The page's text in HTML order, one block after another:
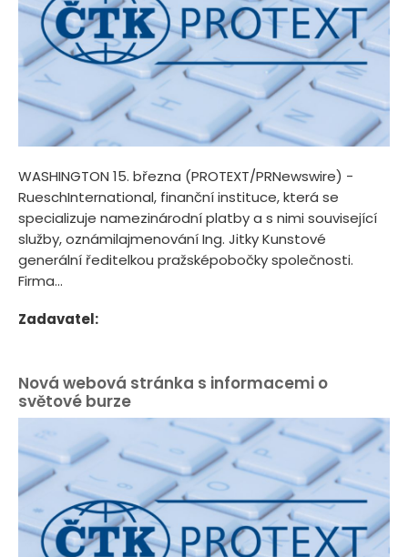
WASHINGTON 15. března (PROTEXT/PRNewswire) -
RueschInternational, finanční instituce, která se
specializuje namezinárodní platby a s nimi související
služby, oznámilajmenování Ing. Jitky Kunstové
generální ředitelkou pražsképobočky společnosti.
Firma...
Zadavatel:
Nová webová stránka s informacemi o
světové burze